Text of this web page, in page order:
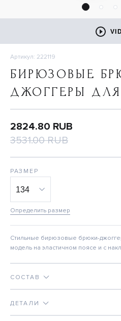
Артикул: 222119
БИРЮЗОВЫЕ
ДЖОГГЕРЫ
2824.80 RUB
3531.00 RUB
РАЗМЕР
Определить размер
Стильные бирюзовые брюки-
модель на эластичном поясе и с
СОСТАВ
ДЕТАЛИ